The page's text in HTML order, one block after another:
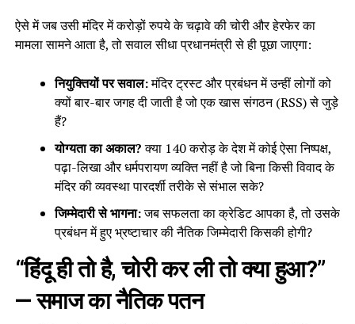
ऐसे में जब उसी मंदिर में करोड़ों रुपये के चढ़ावे की चोरी और हेरफेर का
मामला सामने आता है, तो सवाल सीधा प्रधानमंत्री से ही पूछा जाएगा:
नियुक्तियों पर सवाल:मंदिर ट्रस्ट और प्रबंधन में उन्हीं लोगों को
क्यों बार-बार जगह दी जाती है जो एक खास संगठन (RSS) से जुड़े
हैं?
योग्यता का अकाल?क्या 140 करोड़ के देश में कोई ऐसा निष्पक्ष,
पढ़ा-लिखा और धर्मपरायण व्यक्ति नहीं है जो बिना किसी विवाद के
मंदिर की व्यवस्था पारदर्शी तरीके से संभाल सके?
जिम्मेदारी से भागना:जब सफलता का क्रेडिट आपका है, तो उसके
प्रबंधन में हुए भ्रष्टाचार की नैतिक जिम्मेदारी किसकी होगी?
“हिंदू ही तो है, चोरी कर ली तो क्या हुआ?”
— समाज का नैतिक पतन